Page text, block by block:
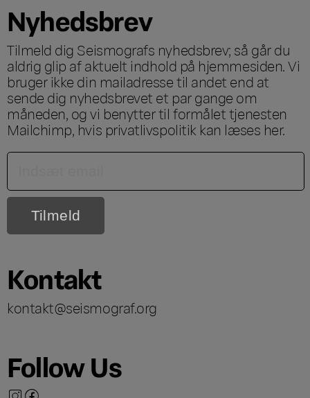
Nyhedsbrev
Tilmeld dig Seismografs nyhedsbrev; så går du
aldrig glip af aktuelt indhold på hjemmesiden. Vi
bruger ikke din mailadresse til andet end at
sende dig nyhedsbrevet et par gange om
måneden, og vi benytter til formålet tjenesten
Mailchimp, hvis privatlivspolitik kan læses her.
Kontakt
kontakt@seismograf.org
Follow Us